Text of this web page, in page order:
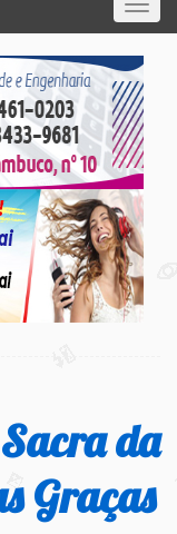
Toggle
da
Graças